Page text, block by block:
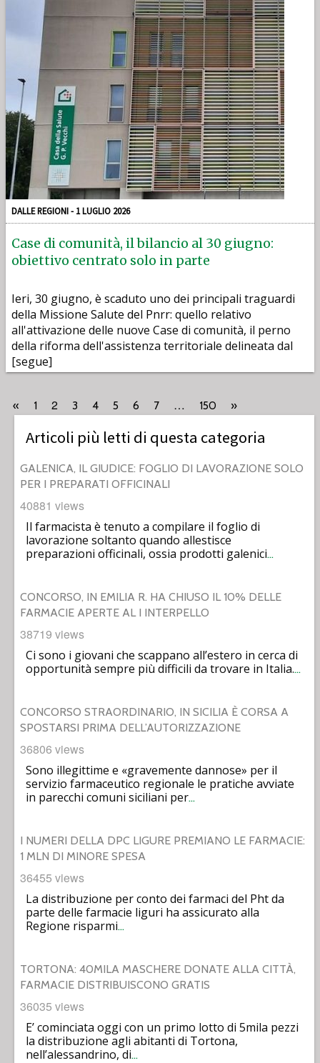
DALLE REGIONI - 1 LUGLIO 2026
Case di comunità, il bilancio al 30 giugno:
obiettivo centrato solo in parte
Ieri, 30 giugno, è scaduto uno dei principali traguardi
della Missione Salute del Pnrr: quello relativo
all'attivazione delle nuove Case di comunità, il perno
della riforma dell'assistenza territoriale delineata dal
[segue]
« 1 2 3 4 5 6 7 … 150 »
Articoli più letti di questa categoria
GALENICA, IL GIUDICE: FOGLIO DI LAVORAZIONE SOLO
PER I PREPARATI OFFICINALI
40881 views
Il farmacista è tenuto a compilare il foglio di
lavorazione soltanto quando allestisce
preparazioni officinali, ossia prodotti galenici…
CONCORSO, IN EMILIA R. HA CHIUSO IL 10% DELLE
FARMACIE APERTE AL I INTERPELLO
38719 views
Ci sono i giovani che scappano all’estero in cerca di
opportunità sempre più difficili da trovare in Italia.…
CONCORSO STRAORDINARIO, IN SICILIA È CORSA A
SPOSTARSI PRIMA DELL’AUTORIZZAZIONE
36806 views
Sono illegittime e «gravemente dannose» per il
servizio farmaceutico regionale le pratiche avviate
in parecchi comuni siciliani per…
I NUMERI DELLA DPC LIGURE PREMIANO LE FARMACIE:
1 MLN DI MINORE SPESA
36455 views
La distribuzione per conto dei farmaci del Pht da
parte delle farmacie liguri ha assicurato alla
Regione risparmi…
TORTONA: 40MILA MASCHERE DONATE ALLA CITTÀ,
FARMACIE DISTRIBUISCONO GRATIS
36035 views
E’ cominciata oggi con un primo lotto di 5mila pezzi
la distribuzione agli abitanti di Tortona,
nell’alessandrino, di…